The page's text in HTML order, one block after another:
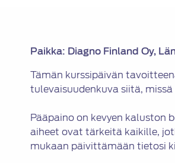
Paikka: Diagno Finland Oy,
Tämän kurssipäivän
tulevaisuudenkuva siitä,
Pääpaino on kevyen kaluston
aiheet ovat tärkeitä kaikille,
mukaan päivittämään tietosi